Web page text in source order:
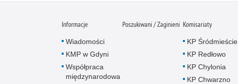
Informacje
Wiadomości
KMP w Gdyni
Współpraca
międzynarodowa
Poszukiwani / Zaginieni Komisariaty
KP Śródmieście
KP Redłowo
KP Chylonia
KP Chwarzno